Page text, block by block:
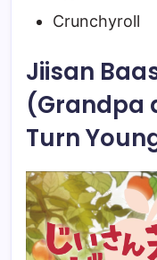
Crunchyroll
Jiisan
(Grandpa
Turn